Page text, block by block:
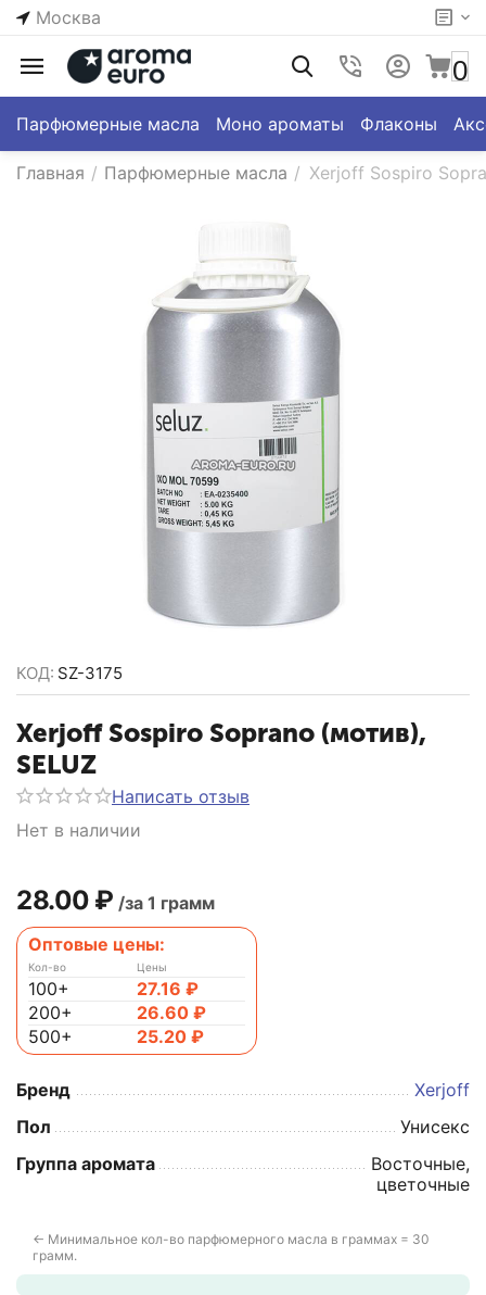
Москва
0
Парфюмерные масла Моно ароматы Флаконы
Главная / Парфюмерные масла / Xerjoff Sospiro
КОД: SZ-3175
Xerjoff Sospiro Soprano (мотив),
SELUZ
Написать отзыв
Нет в наличии
28.00 ₽ /за 1 грамм
Оптовые цены:
Кол-во
100+
200+
500+
Цены
27.16 ₽
26.60 ₽
25.20 ₽
Бренд
Xerjoff
Пол
Унисекс
Группа аромата
Восточные,
цветочные
← Минимальное кол-во парфюмерного масла в граммах = 30
грамм.